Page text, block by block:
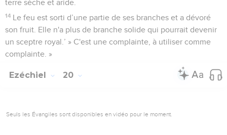
terre sèche et aride.
14 Le feu est sorti d’une partie de ses branches et a dévoré
son fruit. Elle n'a plus de branche solide qui pourrait devenir
un sceptre royal.’ » C'est une complainte, à utiliser comme
complainte. »
Ezéchiel 20
Seuls les Évangiles sont disponibles en vidéo pour le moment.